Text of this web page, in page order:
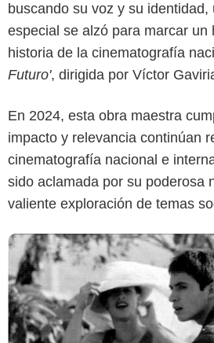
buscando su voz y su identidad,
especial se alzó para marcar un
historia de la cinematografía
Futuro', dirigida por Víctor
En 2024, esta obra maestra
impacto y relevancia continúan
cinematografía nacional e
sido aclamada por su poderosa
valiente exploración de temas
RTVC Play